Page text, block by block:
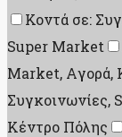
Κοντά σε:
Super Market
Market, Aγορά,
Συγκοινωνίες,
Κέντρο Πόλης